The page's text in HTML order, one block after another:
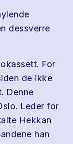
dessverre
For
de ikke
Denne
Leder for
Hekkan
han